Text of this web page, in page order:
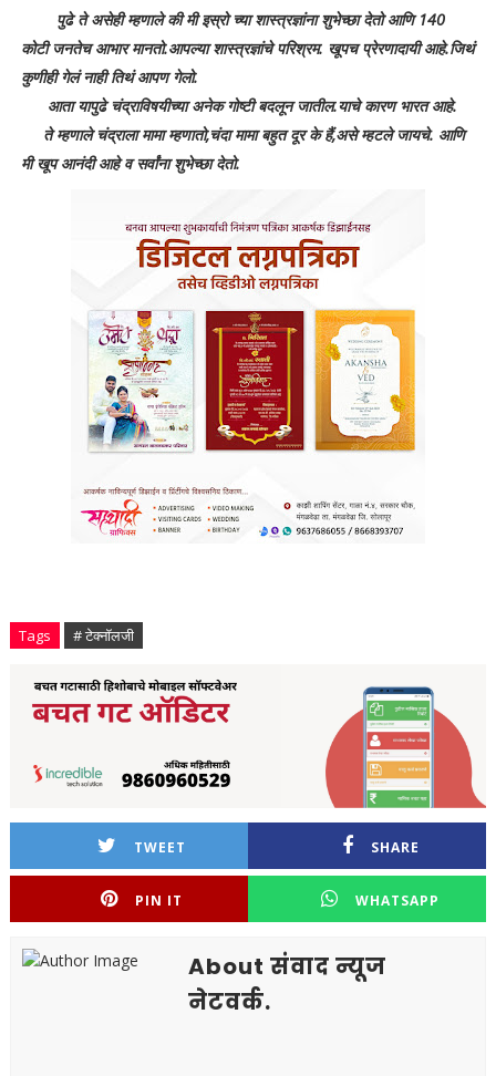
पुढे ते असेही म्हणाले की मी इस्रो च्या शास्त्रज्ञांना शुभेच्छा देतो आणि 140
कोटी जनतेच आभार मानतो.आपल्या शास्त्रज्ञांचे परिश्रम. खूपच प्रेरणादायी आहे.जिथं
कुणीही गेलं नाही तिथं आपण गेलो.
आता यापुढे चंद्राविषयीच्या अनेक गोष्टी बदलून जातील.याचे कारण भारत आहे.
ते म्हणाले चंद्राला मामा म्हणातो,चंदा मामा बहुत दूर के हैं,असे म्हटले जायचे. आणि
मी खूप आनंदी आहे व सर्वांना शुभेच्छा देतो.
Tags # टेक्नॉलजी
TWEET SHARE
PIN IT WHATSAPP
About संवाद न्यूज
नेटवर्क.